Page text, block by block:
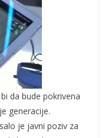
da bude pokrivena
generacije.
je javni poziv za